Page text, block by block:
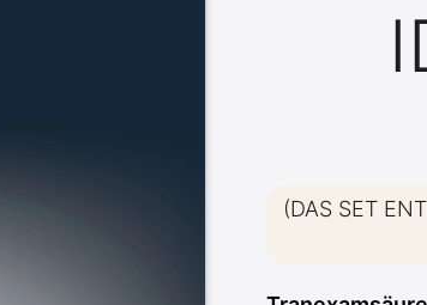
(DAS SET